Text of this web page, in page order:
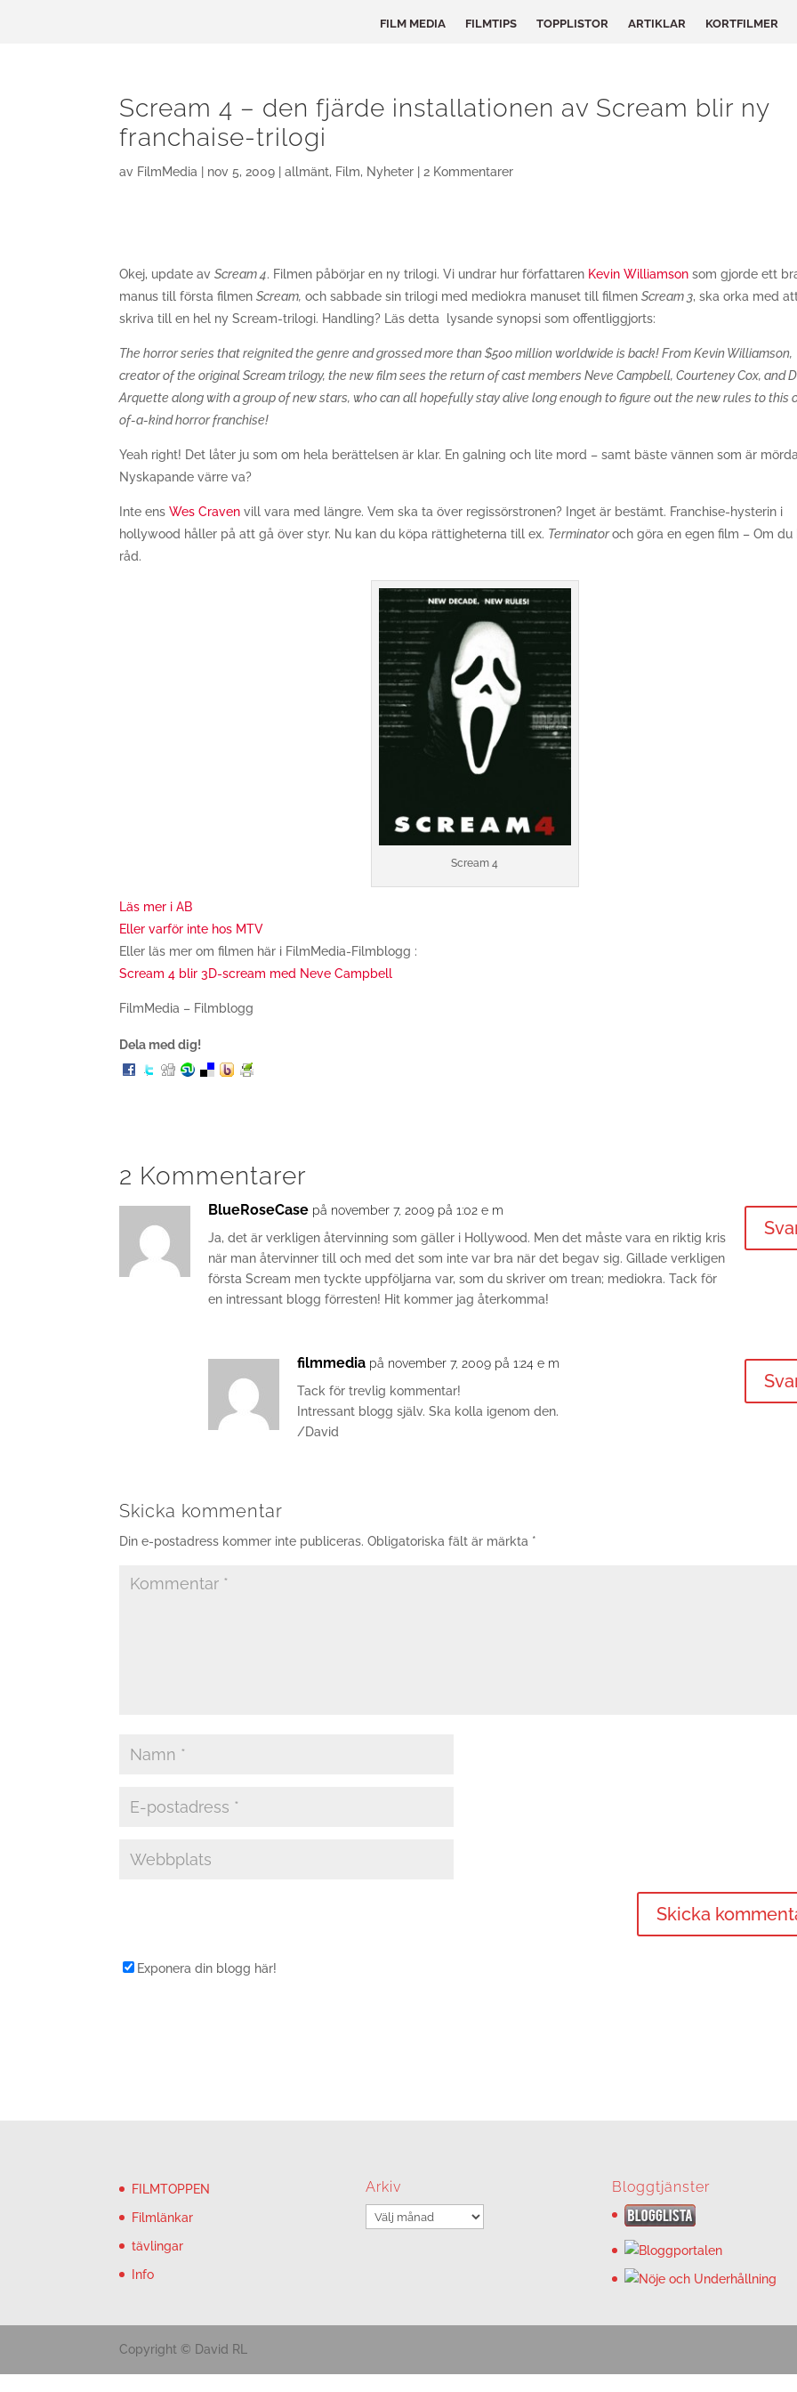
FILM MEDIA FILMTIPS TOPPLISTOR ARTIKLAR KORTFILMER
Scream 4 – den fjärde installationen av Scream blir ny
franchaise-trilogi
av FilmMedia nov 5, 2009 |allmänt, Film, Nyheter 2 Kommentarer
Okej, update avScream 4. Filmen påbörjar en ny trilogi. Vi undrar hur författaren Kevin Williamson som gjorde ett
manus till första filmenScream, och sabbade sin trilogi med mediokra manuset till filmenScream 3, ska orka med
skriva till en hel ny Scream-trilogi. Handling? Läs detta lysande synopsi som offentliggjorts:
The horror series that reignited the genre and grossed more than $500 million worldwide is back! From Kevin Williamson,
creator of the original Scream trilogy, the new film sees the return of cast members Neve Campbell, Courteney Cox, and
Arquette along with a group of new stars, who can all hopefully stay alive long enough to figure out the new rules to this
of-a-kind horror franchise!
Yeah right! Det låter ju som om hela berättelsen är klar. En galning och lite mord – samt bäste vännen som är
Nyskapande värre va?
Inte ensWes Craven vill vara med längre. Vem ska ta över regissörstronen? Inget är bestämt. Franchise-hysterin i
hollywood håller på att gå över styr. Nu kan du köpa rättigheterna till ex. Terminatoroch göra en egen film – Om du
råd.
Scream 4
Läs mer i AB
Eller varför inte hos MTV
Eller läs mer om filmen här i FilmMedia-Filmblogg :
Scream 4 blir 3D-scream med Neve Campbell
FilmMedia – Filmblogg
Dela med dig!
2 Kommentarer
BlueRoseCase på november 7, 2009 på 1:02 e m
Ja, det är verkligen återvinning som gäller i Hollywood. Men det måste vara en riktig kris
när man återvinner till och med det som inte var bra när det begav sig. Gillade verkligen
första Scream men tyckte uppföljarna var, som du skriver om trean; mediokra. Tack för
en intressant blogg förresten! Hit kommer jag återkomma!
filmmedia på november 7, 2009 på 1:24 e m
Tack för trevlig kommentar!
Intressant blogg själv. Ska kolla igenom den.
/David
Skicka kommentar
Din e-postadress kommer inte publiceras. Obligatoriska fält är märkta *
Exponera din blogg här!
FILMTOPPEN
Filmlänkar
tävlingar
Info
Arkiv
Arkiv
Bloggtjänster
Copyright © David RL